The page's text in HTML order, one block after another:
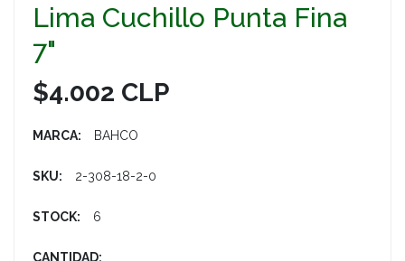
Lima Cuchillo Punta Fina
7"
$4.002 CLP
MARCA: BAHCO
SKU: 2-308-18-2-0
STOCK: 6
CANTIDAD: